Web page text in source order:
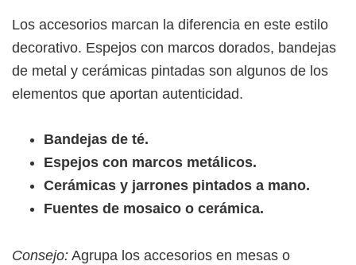
Los accesorios marcan la diferencia en este estilo
decorativo. Espejos con marcos dorados, bandejas
de metal y cerámicas pintadas son algunos de los
elementos que aportan autenticidad.
Bandejas de té.
Espejos con marcos metálicos.
Cerámicas y jarrones pintados a mano.
Fuentes de mosaico o cerámica.
Consejo: Agrupa los accesorios en mesas o